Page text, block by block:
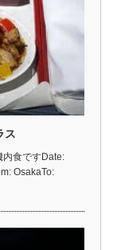
ス
食ですDate:
OsakaTo: